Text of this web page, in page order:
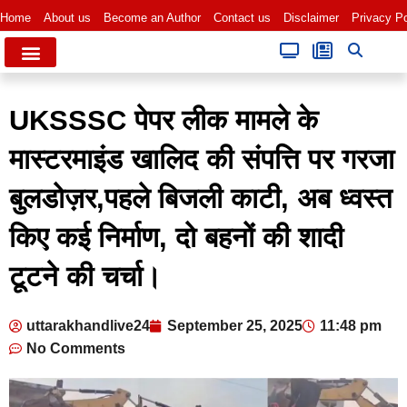
Home About us Become an Author Contact us Disclaimer Privacy
UKSSSC पेपर लीक मामले के
मास्टरमाइंड खालिद की संपत्ति पर गरजा
बुलडोज़र,पहले बिजली काटी, अब ध्वस्त
किए कई निर्माण, दो बहनों की शादी
टूटने की चर्चा।
uttarakhandlive24 September 25, 2025
11:48 pm
No Comments